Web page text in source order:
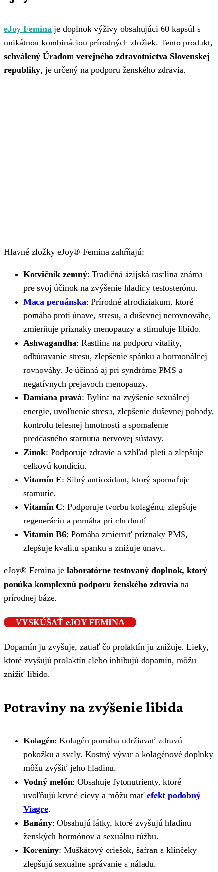
eJoy Femina je doplnok výživy obsahujúci 60 kapsúl s
unikátnou kombináciou prírodných zložiek. Tento produkt,
schválený Úradom verejného zdravotníctva Slovenskej
republiky, je určený na podporu ženského zdravia.
Hlavné zložky eJoy® Femina zahŕňajú:
Kotvičník zemný: Tradičná ázijská rastlina známa
pre svoj účinok na zvýšenie hladiny testosterónu.
Maca peruánska: Prírodné afrodiziakum, ktoré
pomáha proti únave, stresu, a duševnej nerovnováhe,
zmierňuje príznaky menopauzy a stimuluje libido.
Ashwagandha: Rastlina na podporu vitality,
odbúravanie stresu, zlepšenie spánku a hormonálnej
rovnováhy. Je účinná aj pri syndróme PMS a
negatívnych prejavoch menopauzy.
Damiana pravá: Bylina na zvýšenie sexuálnej
energie, uvoľnenie stresu, zlepšenie duševnej pohody,
kontrolu telesnej hmotnosti a spomalenie
predčasného starnutia nervovej sústavy.
Zinok: Podporuje zdravie a vzhľad pleti a zlepšuje
celkovú kondíciu.
Vitamín E: Silný antioxidant, ktorý spomaľuje
starnutie.
Vitamín C: Podporuje tvorbu kolagénu, zlepšuje
regeneráciu a pomáha pri chudnutí.
Vitamín B6: Pomáha zmierniť príznaky PMS,
zlepšuje kvalitu spánku a znižuje únavu.
eJoy® Femina je laboratórne testovaný doplnok, ktorý
ponúka komplexnú podporu ženského zdravia na
prírodnej báze.
VYSKÚŠAŤ eJOY FEMINA
Dopamín ju zvyšuje, zatiaľ čo prolaktín ju znižuje. Lieky,
ktoré zvyšujú prolaktín alebo inhibujú dopamín, môžu
znížiť libido.
Potraviny na zvýšenie libida
Kolagén: Kolagén pomáha udržiavať zdravú
pokožku a svaly. Kostný vývar a kolagénové doplnky
môžu zvýšiť jeho hladinu.
Vodný melón: Obsahuje fytonutrienty, ktoré
uvoľňujú krvné cievy a môžu mať efekt podobný
Viagre.
Banány: Obsahujú látky, ktoré zvyšujú hladinu
ženských hormónov a sexuálnu túžbu.
Koreniny: Muškátový oriešok, šafran a klinčeky
zlepšujú sexuálne správanie a náladu.